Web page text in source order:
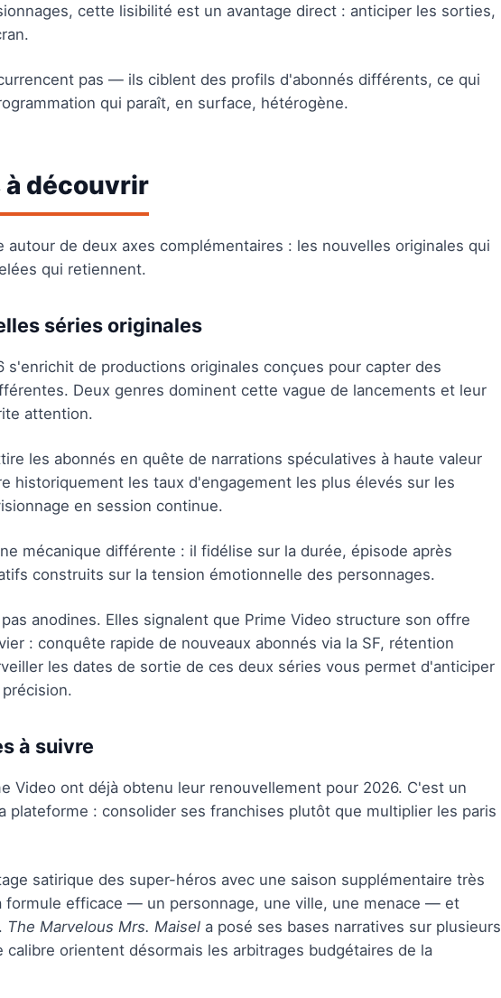
cette lisibilité est un avantage direct : anticiper les sorties,
pas — ils ciblent des profils d'abonnés différents, ce qui
qui paraît, en surface, hétérogène.
à découvrir
autour de deux axes complémentaires : les nouvelles originales qui
qui retiennent.
séries originales
s'enrichit de productions originales conçues pour capter des
Deux genres dominent cette vague de lancements et leur
attention.
les abonnés en quête de narrations spéculatives à haute valeur
historiquement les taux d'engagement les plus élevés sur les
en session continue.
mécanique différente : il fidélise sur la durée, épisode après
construits sur la tension émotionnelle des personnages.
anodines. Elles signalent que Prime Video structure son offre
: conquête rapide de nouveaux abonnés via la SF, rétention
les dates de sortie de ces deux séries vous permet d'anticiper
à suivre
Video ont déjà obtenu leur renouvellement pour 2026. C'est un
plateforme : consolider ses franchises plutôt que multiplier les paris
satirique des super-héros avec une saison supplémentaire très
efficace — un personnage, une ville, une menace — et
The Marvelous Mrs. Maisel a posé ses bases narratives sur plusieurs
orientent désormais les arbitrages budgétaires de la